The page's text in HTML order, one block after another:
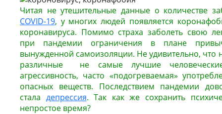
Читая не утешительные данные о количестве
COVID-19, у многих людей появляется
коронавируса. Помимо страха заболеть свою
при пандемии ограничения в плане
вынужденной самоизоляции. Не удивительно, что
различные не самые лучшие
агрессивность, часто «подогреваемая»
опасных веществ. Последствием пандемии
стала депрессия. Так как же сохранить
непростое время?